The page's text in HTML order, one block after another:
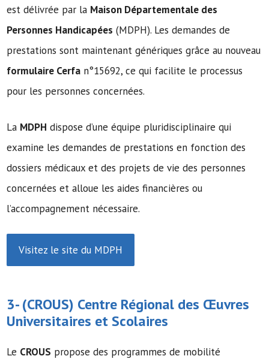
est délivrée par la Maison Départementale des
Personnes Handicapées (MDPH). Les demandes de
prestations sont maintenant génériques grâce au nouveau
formulaire Cerfa n°15692, ce qui facilite le processus
pour les personnes concernées.
La MDPH dispose d’une équipe pluridisciplinaire qui
examine les demandes de prestations en fonction des
dossiers médicaux et des projets de vie des personnes
concernées et alloue les aides financières ou
l’accompagnement nécessaire.
Visitez le site du MDPH
3- (CROUS) Centre Régional des Œuvres
Universitaires et Scolaires
Le CROUS propose des programmes de mobilité